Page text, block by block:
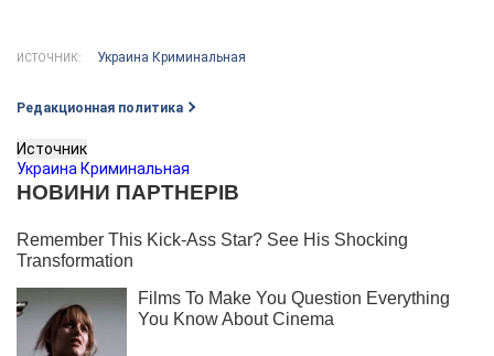
ИСТОЧНИК: Украина Криминальная
Редакционная политика
Источник
Украина Криминальная